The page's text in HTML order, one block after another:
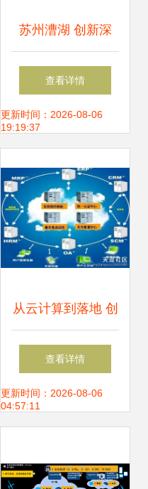
苏州漕湖 创新深
化“大网铁”机制，
激发基层治理强大
查看详情
更新时间：2026-08-06
19:19:37
从云计算到落地 创
业者的信息系统集
成服务实战指南
查看详情
更新时间：2026-08-06
04:57:11